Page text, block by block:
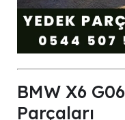
BMW X6 G06 EGR ve Enjektör
Parçaları